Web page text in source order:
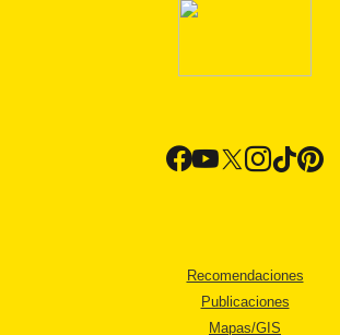
Recomendaciones
Publicaciones
Mapas/GIS